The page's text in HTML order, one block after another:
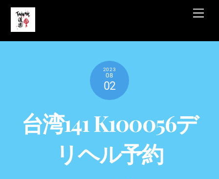
Skip
content
2023
08
02
台湾141 K100056デ
リヘル予約